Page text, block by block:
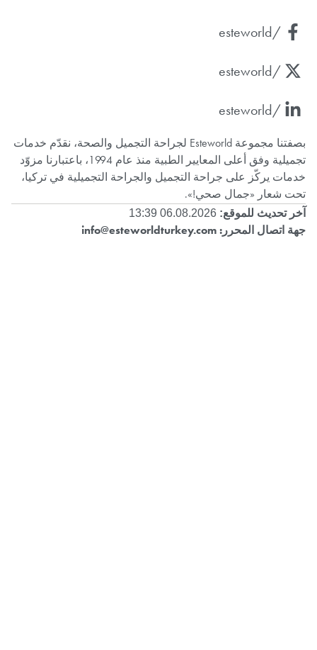
/esteworld
/esteworld
/esteworld
بصفتنا مجموعة Esteworld لجراحة التجميل والصحة، نقدّم خدمات
تجميلية وفق أعلى المعايير الطبية منذ عام 1994، باعتبارنا مزوّد
خدمات يركّز على جراحة التجميل والجراحة التجميلية في تركيا،
تحت شعار «جمال صحي!».
آخر تحديث للموقع:
جهة اتصال المحرر: info@esteworldturkey.com